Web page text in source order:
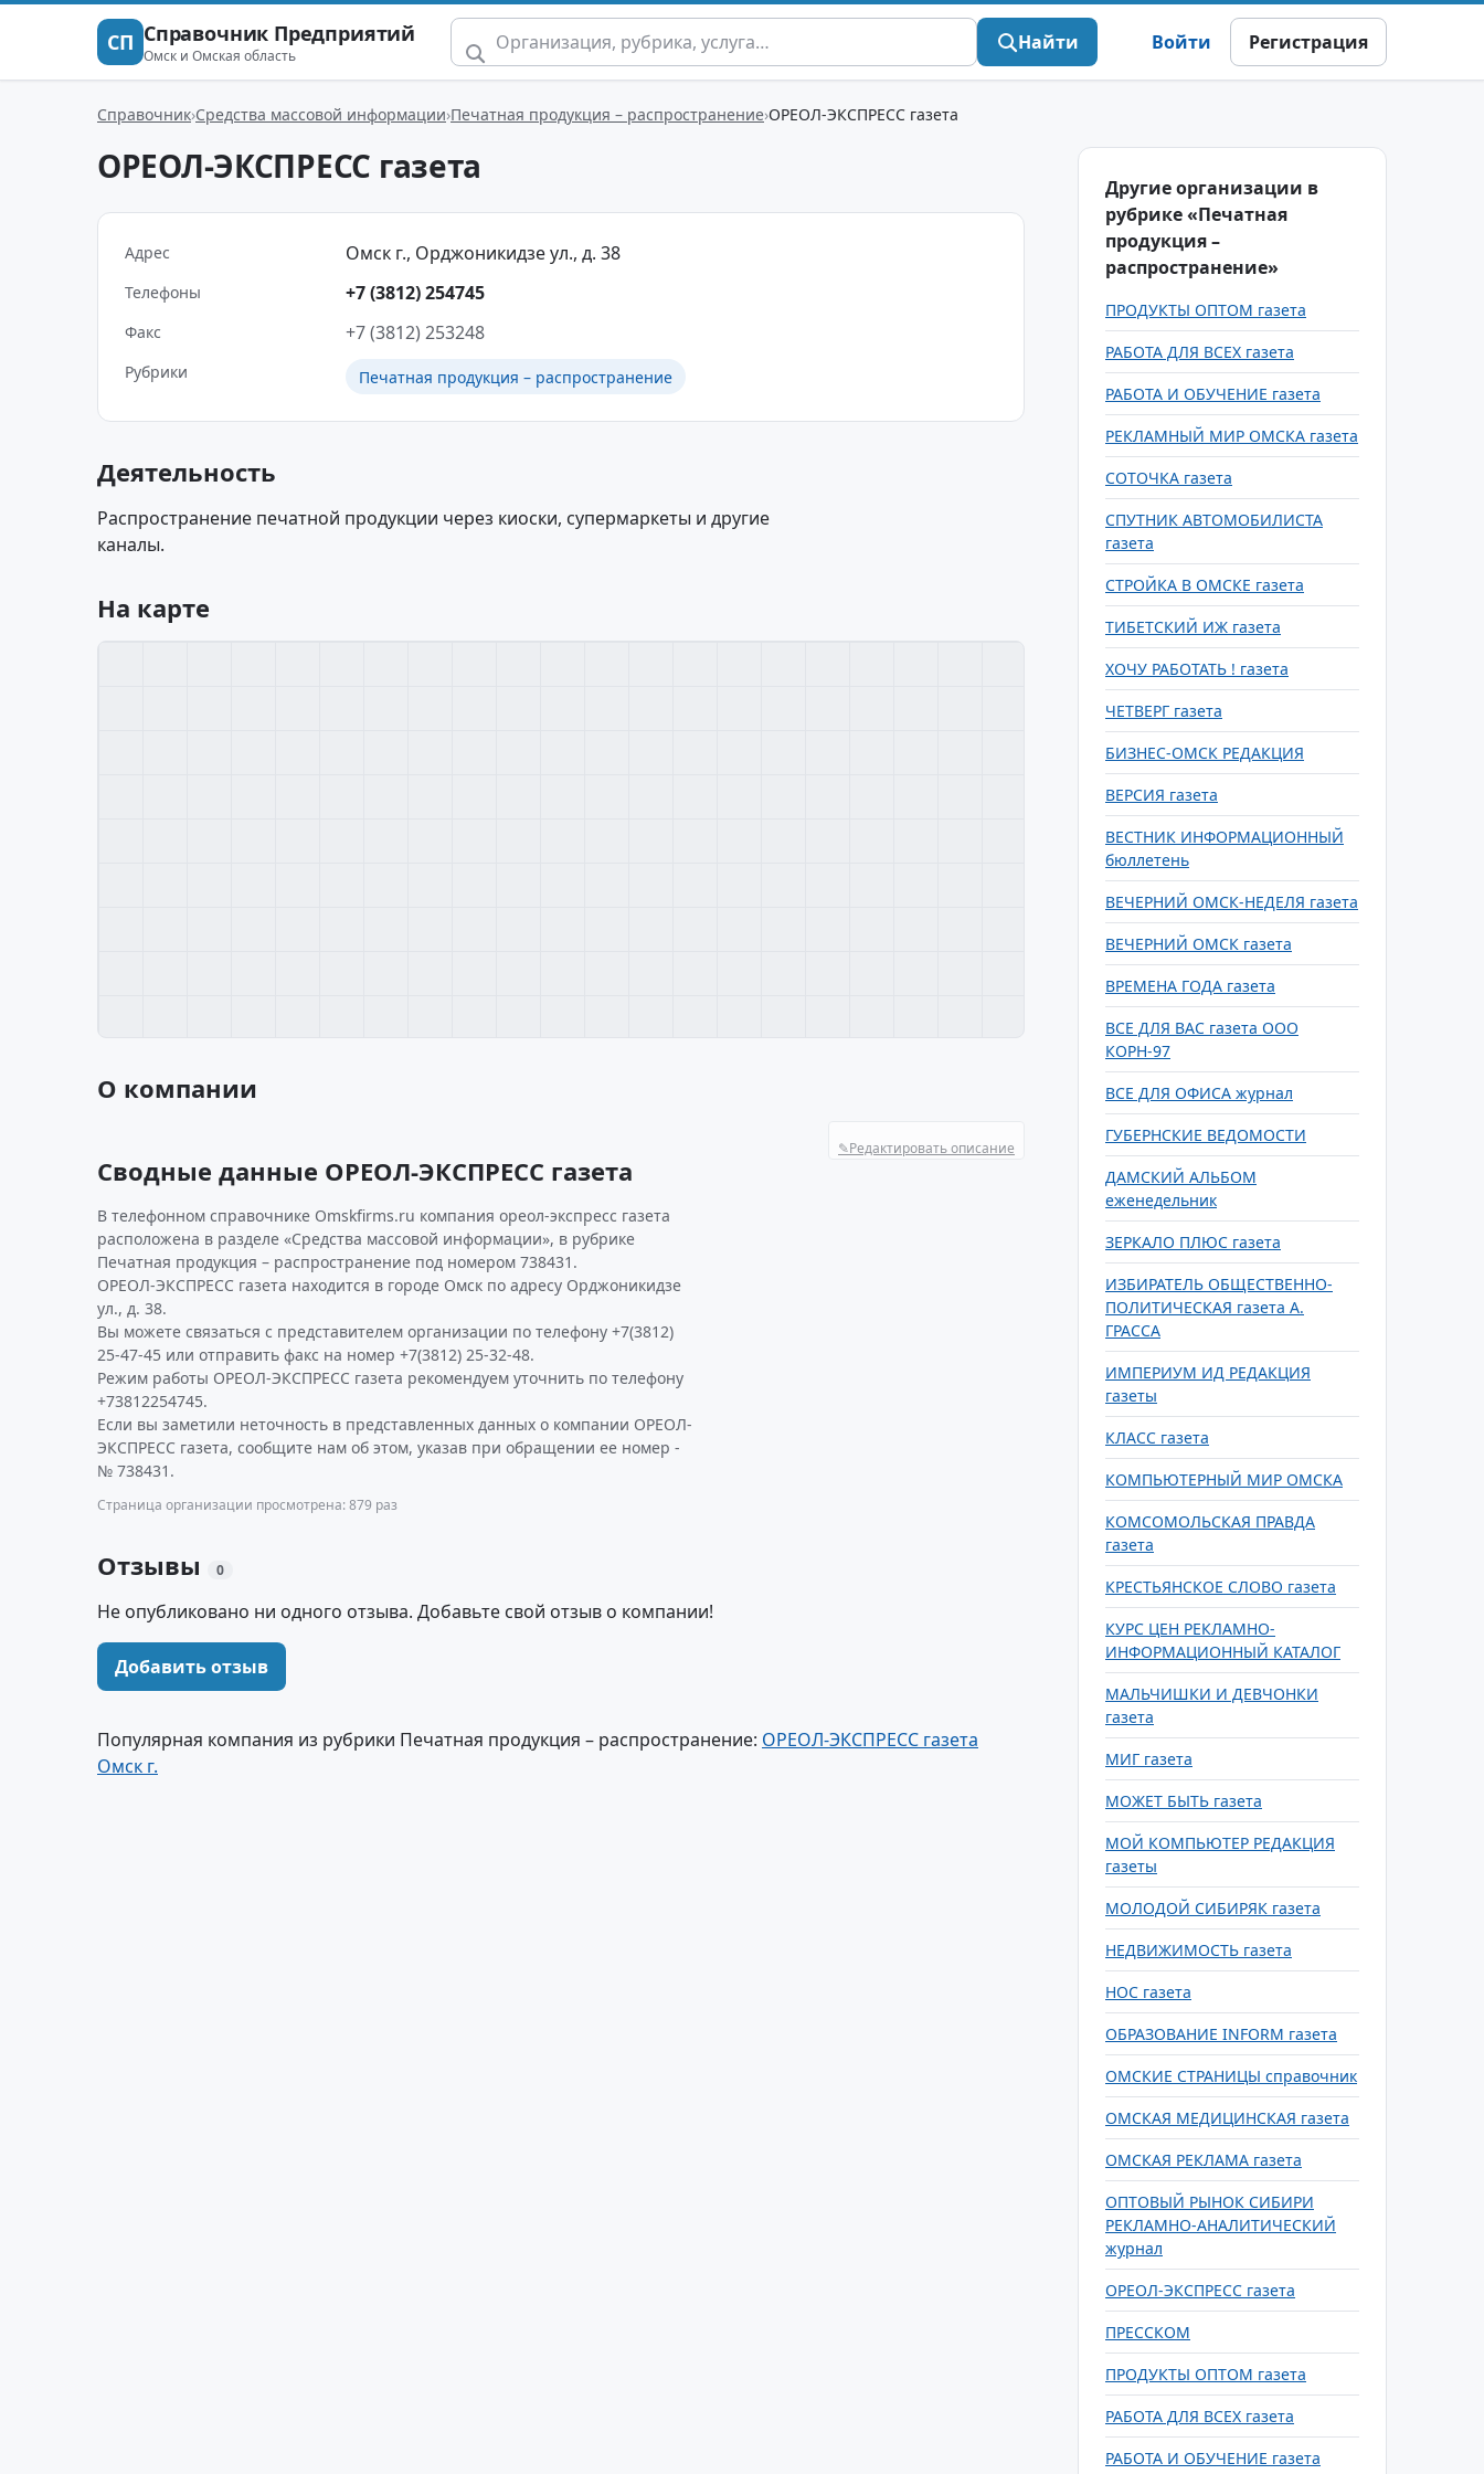
СП Справочник Предприятий
Омск и Омская область
Найти Войти Регистрация
Справочник Средства массовой информации Печатная продукция – распространение ОРЕОЛ-ЭКСПРЕСС газета
ОРЕОЛ-ЭКСПРЕСС газета
Адрес Омск г., Орджоникидзе ул., д. 38
Телефоны +7 (3812) 254745
Факс +7 (3812) 253248
Рубрики Печатная продукция – распространение
Деятельность
Распространение печатной продукции через киоски, супермаркеты и другие
каналы.
На карте
О компании
✎Редактировать описание
Сводные данные ОРЕОЛ-ЭКСПРЕСС газета
В телефонном справочнике Omskfirms.ru компания ореол-экспресс газета
расположена в разделе «Средства массовой информации», в рубрике
Печатная продукция – распространение под номером 738431.
ОРЕОЛ-ЭКСПРЕСС газета находится в городе Омск по адресу Орджоникидзе
ул., д. 38.
Вы можете связаться с представителем организации по телефону +7(3812)
25-47-45 или отправить факс на номер +7(3812) 25-32-48.
Режим работы ОРЕОЛ-ЭКСПРЕСС газета рекомендуем уточнить по телефону
+73812254745.
Если вы заметили неточность в представленных данных о компании ОРЕОЛ-
ЭКСПРЕСС газета, сообщите нам об этом, указав при обращении ее номер -
№ 738431.
Страница организации просмотрена: 879 раз
Отзывы 0
Не опубликовано ни одного отзыва. Добавьте свой отзыв о компании!
Добавить отзыв
Популярная компания из рубрики Печатная продукция – распространение: ОРЕОЛ-ЭКСПРЕСС газета
Омск г.
Другие организации в
рубрике «Печатная
продукция –
распространение»
ПРОДУКТЫ ОПТОМ газета
РАБОТА ДЛЯ ВСЕХ газета
РАБОТА И ОБУЧЕНИЕ газета
РЕКЛАМНЫЙ МИР ОМСКА газета
СОТОЧКА газета
СПУТНИК АВТОМОБИЛИСТА
газета
СТРОЙКА В ОМСКЕ газета
ТИБЕТСКИЙ ИЖ газета
ХОЧУ РАБОТАТЬ ! газета
ЧЕТВЕРГ газета
БИЗНЕС-ОМСК РЕДАКЦИЯ
ВЕРСИЯ газета
ВЕСТНИК ИНФОРМАЦИОННЫЙ
бюллетень
ВЕЧЕРНИЙ ОМСК-НЕДЕЛЯ газета
ВЕЧЕРНИЙ ОМСК газета
ВРЕМЕНА ГОДА газета
ВСЕ ДЛЯ ВАС газета ООО
КОРН-97
ВСЕ ДЛЯ ОФИСА журнал
ГУБЕРНСКИЕ ВЕДОМОСТИ
ДАМСКИЙ АЛЬБОМ
еженедельник
ЗЕРКАЛО ПЛЮС газета
ИЗБИРАТЕЛЬ ОБЩЕСТВЕННО-
ПОЛИТИЧЕСКАЯ газета А.
ГРАССА
ИМПЕРИУМ ИД РЕДАКЦИЯ
газеты
КЛАСС газета
КОМПЬЮТЕРНЫЙ МИР ОМСКА
КОМСОМОЛЬСКАЯ ПРАВДА
газета
КРЕСТЬЯНСКОЕ СЛОВО газета
КУРС ЦЕН РЕКЛАМНО-
ИНФОРМАЦИОННЫЙ КАТАЛОГ
МАЛЬЧИШКИ И ДЕВЧОНКИ
газета
МИГ газета
МОЖЕТ БЫТЬ газета
МОЙ КОМПЬЮТЕР РЕДАКЦИЯ
газеты
МОЛОДОЙ СИБИРЯК газета
НЕДВИЖИМОСТЬ газета
НОС газета
ОБРАЗОВАНИЕ INFORM газета
ОМСКИЕ СТРАНИЦЫ справочник
ОМСКАЯ МЕДИЦИНСКАЯ газета
ОМСКАЯ РЕКЛАМА газета
ОПТОВЫЙ РЫНОК СИБИРИ
РЕКЛАМНО-АНАЛИТИЧЕСКИЙ
журнал
ОРЕОЛ-ЭКСПРЕСС газета
ПРЕССКОМ
ПРОДУКТЫ ОПТОМ газета
РАБОТА ДЛЯ ВСЕХ газета
РАБОТА И ОБУЧЕНИЕ газета